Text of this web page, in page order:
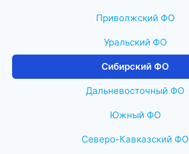
Приволжский ФО
Уральский ФО
Сибирский ФО
Дальневосточный ФО
Южный ФО
Северо-Кавказский ФО